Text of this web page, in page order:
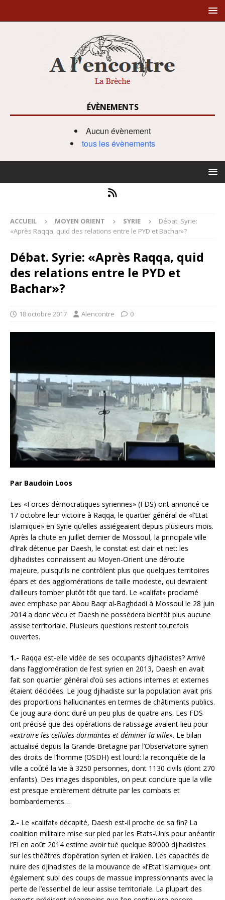
ÉVÈNEMENTS
Aucun évènement
tous les évènements
ACCUEIL MOYEN ORIENT SYRIE
Débat. Syrie:
«Après Raqqa, quid des relations entre le PYD et Bachar»?
Débat. Syrie: «Après Raqqa, quid
des relations entre le PYD et
Bachar»?
18 octobre 2017 Alencontre 0
Par Baudoin Loos
Les «Forces démocratiques syriennes» (FDS) ont annoncé ce
17 octobre leur victoire à Raqqa, le quartier général de «l’Etat
islamique» en Syrie qu’elles assiégeaient depuis plusieurs mois.
Après la chute en juillet dernier de Mossoul, la principale ville
d’Irak détenue par Daesh, le constat est clair et net: les
djihadistes connaissent au Moyen-Orient une déroute
majeure, puisqu’ils ne contrôlent plus que quelques territoires
épars et des agglomérations de taille modeste, qui devraient
d’ailleurs tomber plutôt tôt que tard. Le «califat» proclamé
avec emphase par Abou Baqr al-Baghdadi à Mossoul le 28 juin
2014 a donc vécu et Daesh ne possédera bientôt plus aucune
assise territoriale. Plusieurs questions restent toutefois
ouvertes.
1.- Raqqa est-elle vidée de ses occupants djihadistes? Arrivé
dans l’agglomération de l’est syrien en 2013, Daesh en avait
fait son quartier général d’où ses actions internes et externes
étaient décidées. Le joug djihadiste sur la population avait pris
des proportions hallucinantes en termes de châtiments publics.
Ce joug aura donc duré un peu plus de quatre ans. Les FDS
ont précisé que des opérations de ratissage avaient lieu pour
«extraire les cellules dormantes et déminer la ville». Le bilan
actualisé depuis la Grande-Bretagne par l’Observatoire syrien
des droits de l’homme (OSDH) est lourd: la reconquête de la
ville a coûté la vie à 3250 personnes, dont 1130 civils (dont 270
enfants). Des images disponibles, on peut conclure que la ville
est presque entièrement détruite par les combats et
bombardements…
2.- Le «califat» décapité, Daesh est-il proche de sa fin? La
coalition militaire mise sur pied par les Etats-Unis pour anéantir
l’EI en août 2014 estime avoir tué quelque 80’000 djihadistes
sur les théâtres d’opération syrien et irakien. Les capacités de
nuire des djihadistes de la mouvance de «l’Etat islamique» ont
également subi des coups de massue impressionnants avec la
perte de l’essentiel de leur assise territoriale. La plupart des